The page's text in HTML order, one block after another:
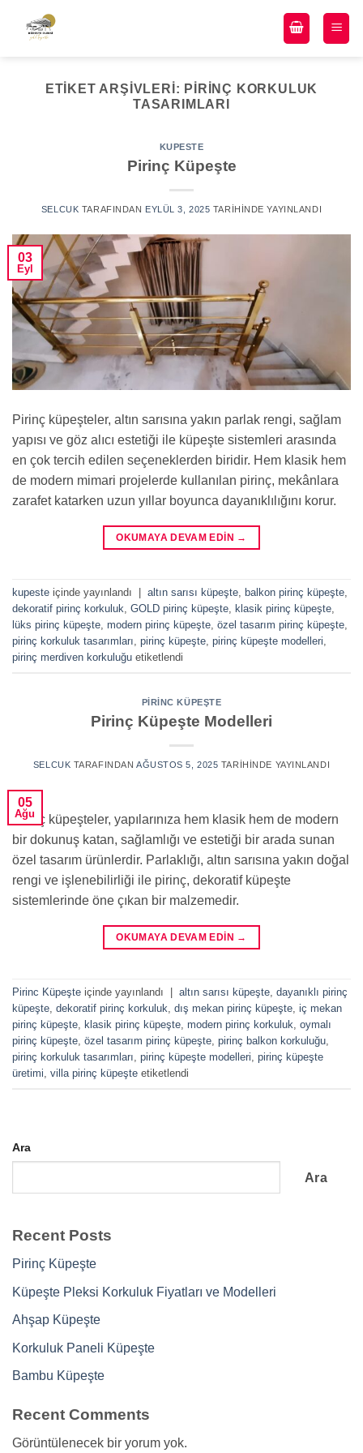
ETIKET ARŞIVLERI: PIRINÇ KORKULUK
TASARIMLARI
KUPESTE
Pirinç Küpeşte
SELCUK TARAFINDAN EYLÜL 3, 2025 TARIHINDE YAYINLANDI
03
Eyl
Pirinç küpeşteler, altın sarısına yakın parlak rengi, sağlam
yapısı ve göz alıcı estetiği ile küpeşte sistemleri arasında
en çok tercih edilen seçeneklerden biridir. Hem klasik hem
de modern mimari projelerde kullanılan pirinç, mekânlara
zarafet katarken uzun yıllar boyunca dayanıklılığını korur.
OKUMAYA DEVAM EDIN →
kupeste içinde yayınlandı altın sarısı küpeşte, balkon pirinç küpeşte,
dekoratif pirinç korkuluk, GOLD pirinç küpeşte, klasik pirinç küpeşte,
lüks pirinç küpeşte, modern pirinç küpeşte, özel tasarım pirinç küpeşte,
pirinç korkuluk tasarımları, pirinç küpeşte, pirinç küpeşte modelleri,
pirinç merdiven korkuluğu etiketlendi
PIRINC KÜPEŞTE
Pirinç Küpeşte Modelleri
SELCUK TARAFINDAN AĞUSTOS 5, 2025 TARIHINDE YAYINLANDI
05
Ağu
Pirinç küpeşteler, yapılarınıza hem klasik hem de modern
bir dokunuş katan, sağlamlığı ve estetiği bir arada sunan
özel tasarım ürünlerdir. Parlaklığı, altın sarısına yakın doğal
rengi ve işlenebilirliği ile pirinç, dekoratif küpeşte
sistemlerinde öne çıkan bir malzemedir.
OKUMAYA DEVAM EDIN →
Pirinc Küpeşte içinde yayınlandı altın sarısı küpeşte dayanıklı pirinç
küpeşte dekoratif pirinç korkuluk dış mekan pirinç küpeşte iç mekan
pirinç küpeşte
klasik pirinç küpeşte modern pirinç korkuluk oymalı
pirinç küpeşte özel tasarım pirinç küpeşte pirinç balkon korkuluğu
pirinç korkuluk tasarımları pirinç küpeşte modelleri pirinç küpeşte
üretimi villa pirinç küpeşte etiketlendi
Ara
Ara
Recent Posts
Pirinç Küpeşte
Küpeşte Pleksi Korkuluk Fiyatları ve Modelleri
Ahşap Küpeşte
Korkuluk Paneli Küpeşte
Bambu Küpeşte
Recent Comments
Görüntülenecek bir yorum yok.